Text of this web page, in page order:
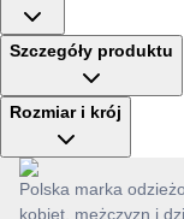
Szczegóły produktu
Rozmiar i krój
Polska marka
kobiet, mężczyzn i